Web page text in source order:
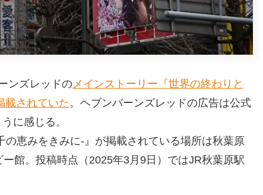
ンズレッドの メインストーリー『世界の終わりと
載されていた 。ヘブンバーンズレッドの広告は公式
に感じる。
恵みをきみに-』が掲載されている場所は秋葉原
館。投稿時点（2025年3月9日）ではJR秋葉原駅